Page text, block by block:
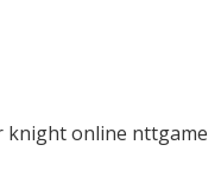
knight online nttgame